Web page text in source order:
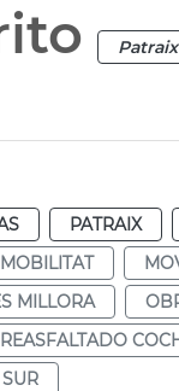
Patraix
PATRAIX
MOBILITAT
MILLORA
REASFALTADO